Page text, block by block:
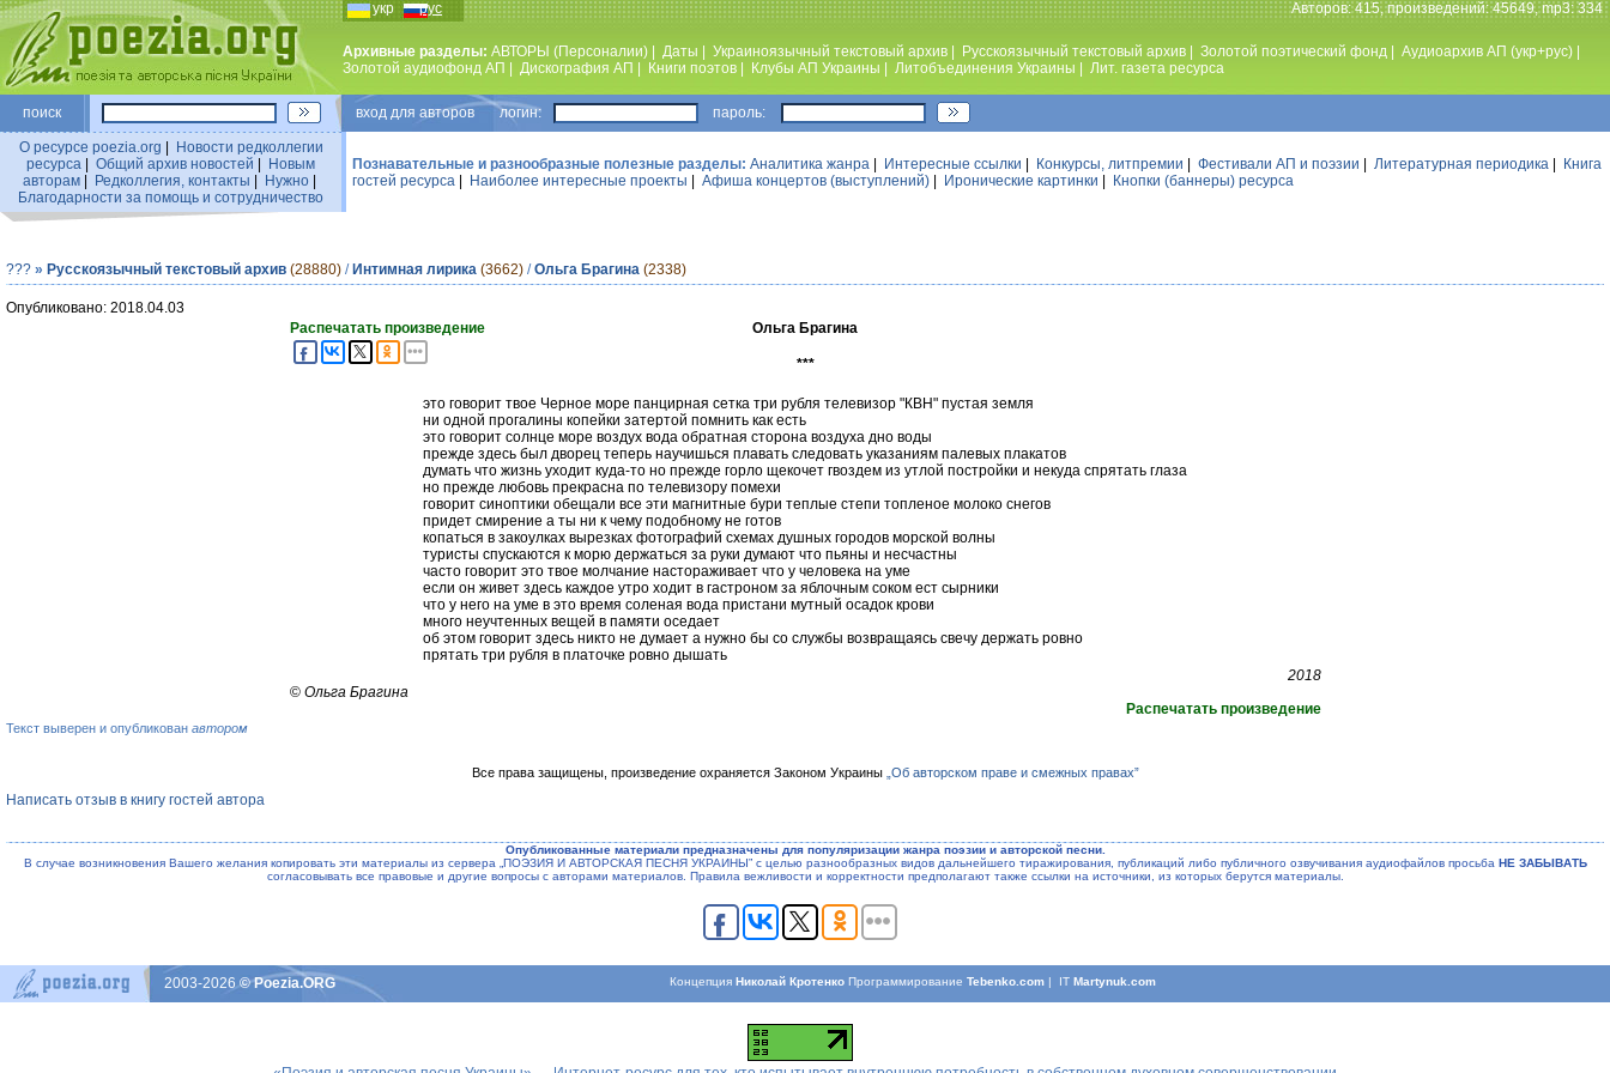
укр рус Авторов: 415, произведений: 45649, mp3: 334
Архивные разделы: АВТОРЫ (Персоналии) Даты Украиноязычный текстовый архив Русскоязычный текстовый архив Золотой поэтический фонд Аудиоархив АП (укр+рус)
Золотой аудиофонд АП
Дискография АП Книги поэтов Клубы АП Украины Литобъединения Украины Лит. газета ресурса
поиск вход для авторов логин: пароль:
О ресурсе poezia.org
Новости редколлегии
ресурса
Общий архив новостей
Новым
авторам| Редколлегия, контакты Нужно|
Благодарности за помощь и сотрудничество
Познавательные и разнообразные полезные разделы: Аналитика жанра Интересные ссылки Конкурсы, литпремии Фестивали АП и поэзии Литературная периодика
Книга
гостей ресурса
Наиболее интересные проекты Афиша концертов (выступлений) Иронические картинки Кнопки (баннеры) ресурса
??? » Русскоязычный текстовый архив (28880) / Интимная лирика (3662) /Ольга Брагина (2338)
Опубликовано: 2018.04.03
Распечатать произведение
Ольга Брагина
***
это говорит твое Черное море панцирная сетка три рубля телевизор "КВН" пустая земля
ни одной прогалины копейки затертой помнить как есть
это говорит солнце море воздух вода обратная сторона воздуха дно воды
прежде здесь был дворец теперь научишься плавать следовать указаниям палевых плакатов
думать что жизнь уходит куда-то но прежде горло щекочет гвоздем из утлой постройки и некуда спрятать глаза
но прежде любовь прекрасна по телевизору помехи
говорит синоптики обещали все эти магнитные бури теплые степи топленое молоко снегов
придет смирение а ты ни к чему подобному не готов
копаться в закоулках вырезках фотографий схемах душных городов морской волны
туристы спускаются к морю держаться за руки думают что пьяны и несчастны
часто говорит это твое молчание настораживает что у человека на уме
если он живет здесь каждое утро ходит в гастроном за яблочным соком ест сырники
что у него на уме в это время соленая вода пристани мутный осадок крови
много неучтенных вещей в памяти оседает
об этом говорит здесь никто не думает а нужно бы со службы возвращаясь свечу держать ровно
прятать три рубля в платочке ровно дышать
2018
© Ольга Брагина
Распечатать произведение
Текст выверен и опубликован автором
Все права защищены, произведение охраняется Законом Украины „Об авторском праве и смежных правах”
Написать отзыв в книгу гостей автора
Опубликованные материали предназначены для популяризации жанра поэзии и авторской песни.
В случае возникновения Вашего желания копировать эти материалы из сервера „ПОЭЗИЯ И АВТОРСКАЯ ПЕСНЯ УКРАИНЫ” с целью разнообразных видов дальнейшего тиражирования, публикаций либо публичного озвучивания аудиофайлов просьба НЕ ЗАБЫВАТЬ
согласовывать все правовые и другие вопросы с авторами материалов. Правила вежливости и корректности предполагают также ссылки на источники, из которых берутся материалы.
КонцепцияНиколай Кротенко ПрограммированиеTebenko.com | ITMartynuk.com
2003-2026© Poezia.ORG